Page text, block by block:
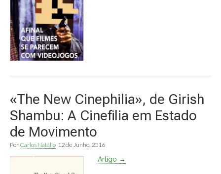
«The New Cinephilia», de Girish
Shambu: A Cinefilia em Estado
de Movimento
Por Carlos Natálio 12 de Junho, 2016
Artigo →